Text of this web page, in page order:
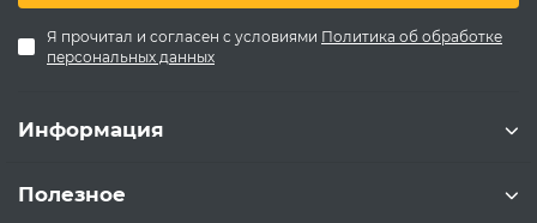
Я прочитал и согласен с условиями Политика об обработке
персональных данных
Информация
Полезное